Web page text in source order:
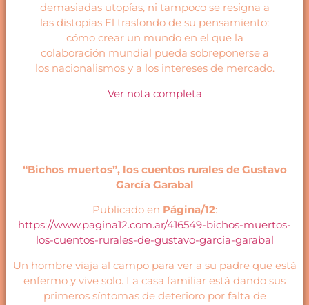
demasiadas utopías, ni tampoco se resigna a
las distopías El trasfondo de su pensamiento:
cómo crear un mundo en el que la
colaboración mundial pueda sobreponerse a
los nacionalismos y a los intereses de mercado.
Ver nota completa
“Bichos muertos”, los cuentos rurales de Gustavo
García Garabal
Publicado en Página/12:
https://www.pagina12.com.ar/416549-bichos-muertos-
los-cuentos-rurales-de-gustavo-garcia-garabal
Un hombre viaja al campo para ver a su padre que está
enfermo y vive solo. La casa familiar está dando sus
primeros síntomas de deterioro por falta de